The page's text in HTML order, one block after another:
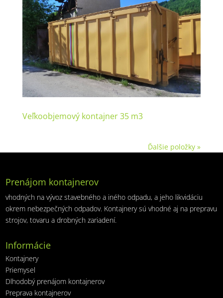
Veľkoobjemový kontajner 35 m3
Ďalšie položky »
Prenájom kontajnerov
vhodných na vývoz stavebného a iného odpadu, a jeho likvidáciu
okrem nebezpečných odpadov. Kontajnery sú vhodné aj na prepravu
strojov, tovaru a drobných zariadení.
Informácie
Kontajnery
Priemysel
Dlhodobý prenájom kontajnerov
Preprava kontajnerov